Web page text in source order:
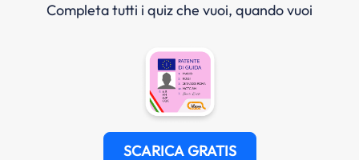
Completa tutti i quiz che vuoi, quando vuoi
SCARICA GRATIS